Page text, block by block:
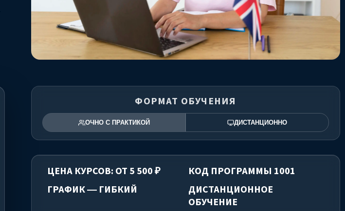
ФОРМАТ ОБУЧЕНИЯ
ОЧНО С ПРАКТИКОЙ ДИСТАНЦИОННО
ЦЕНА КУРСОВ: ОТ 5 500 ₽
КОД ПРОГРАММЫ 1001
ГРАФИК — ГИБКИЙ
ДИСТАНЦИОННОЕ
ОБУЧЕНИЕ